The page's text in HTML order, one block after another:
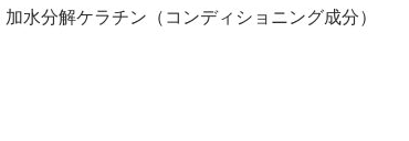
水分解ケラチン（コンディショニング成分）